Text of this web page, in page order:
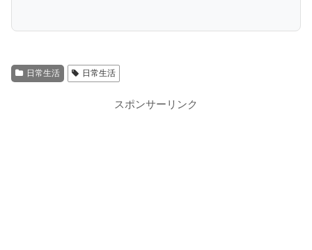
日常生活 日常生活
スポンサーリンク